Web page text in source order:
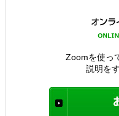
Zoomを使っ
説明を